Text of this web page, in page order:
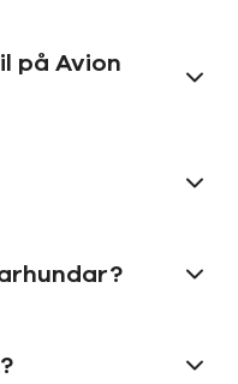
på Avion